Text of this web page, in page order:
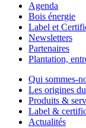
Agenda
Bois énergie
Label et
Newsletters
Partenaires
Plantation,
Qui sommes-
Les origines
Produits &
Label &
Actualités